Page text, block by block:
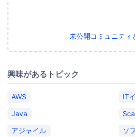
未公開コミュニティ
興味があるトピック
AWS
IT
Java
アジャイル
ソ